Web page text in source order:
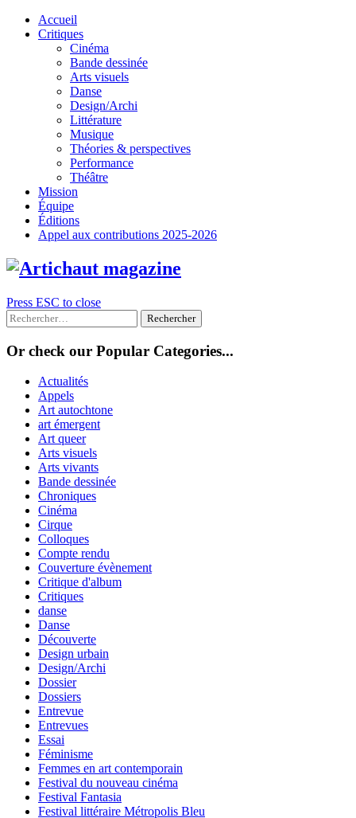
Skip
Accueil
Critiques
Cinéma
Bande dessinée
Arts visuels
Danse
Design/Archi
Littérature
Musique
Théories & perspectives
Performance
Théâtre
Mission
Équipe
Éditions
Appel aux contributions 2025-2026
Press ESC to close
Rechercher :
Or check our Popular Categories...
Actualités
Appels
Art autochtone
art émergent
Art queer
Arts visuels
Arts vivants
Bande dessinée
Chroniques
Cinéma
Cirque
Colloques
Compte rendu
Couverture évènement
Critique d'album
Critiques
danse
Danse
Découverte
Design urbain
Design/Archi
Dossier
Dossiers
Entrevue
Entrevues
Essai
Féminisme
Femmes en art contemporain
Festival du nouveau cinéma
Festival Fantasia
Festival littéraire Métropolis Bleu